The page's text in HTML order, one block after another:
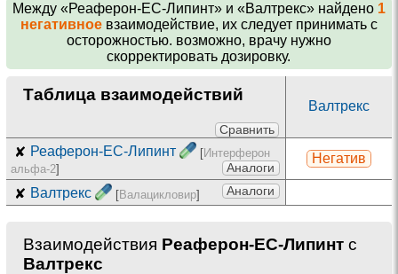
Между «Реаферон-ЕС-Липинт» и «Валтрекс»найдено 1
негативноевзаимодействие, их следует принимать с
осторожностью. возможно, врачу нужно
скорректировать дозировку.
Таблица взаимодействий
Сравнить
Валтрекс
✘ Реаферон-ЕС-Липинт [Интерферон
альфа-2] Аналоги
Негатив
✘ Валтрекс [Валацикловир] Аналоги
Взаимодействия Реаферон-ЕС-Липинт с
Валтрекс